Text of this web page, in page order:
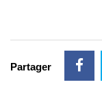
Partager